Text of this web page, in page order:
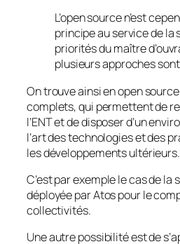
L’open source n’est
principe au service de la
priorités du maître
plusieurs approches
On trouve ainsi en open
complets, qui permettent de
l’ENT et de disposer d’un
l’art des technologies et des
les développements ultérieurs.
C’est par exemple le cas de la
déployée par Atos pour le
collectivités.
Une autre possibilité est de